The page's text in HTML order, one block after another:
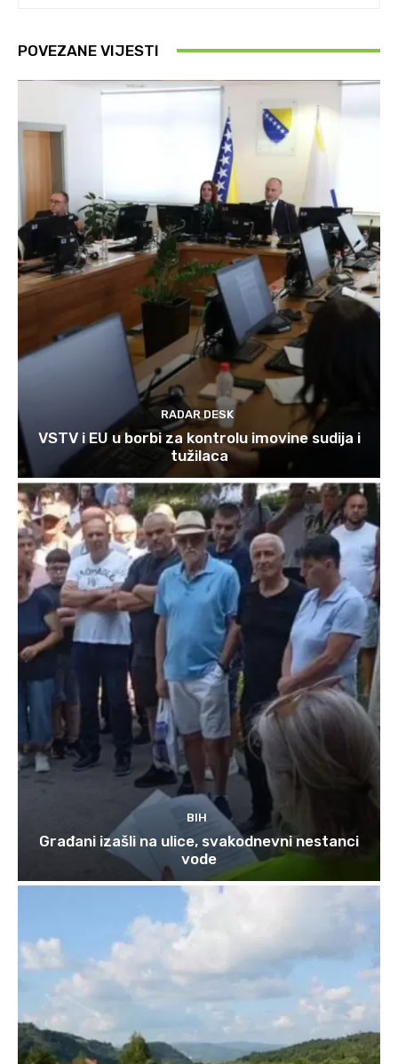
POVEZANE VIJESTI
RADAR DESK
VSTV i EU u borbi za kontrolu imovine sudija i
tužilaca
BIH
Građani izašli na ulice, svakodnevni nestanci
vode